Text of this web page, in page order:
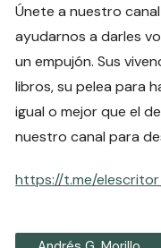
Únete a nuestro
ayudarnos a darles
un empujón. Sus
libros, su pelea para
igual o mejor que el
nuestro canal para
https://t.me/